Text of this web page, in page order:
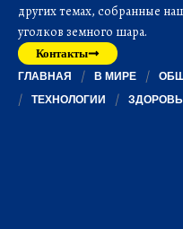
других темах, собранные
уголков земного шара.
Контакты
ГЛАВНАЯ В МИРЕ
ТЕХНОЛОГИИ